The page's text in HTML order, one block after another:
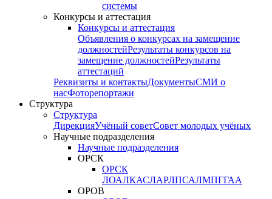
системы
Конкурсы и аттестация
Конкурсы и аттестация
Объявления о конкурсах на замещение
должностейРезультаты конкурсов на
замещение должностейРезультаты
аттестаций
Реквизиты и контактыДокументыСМИ о
насФоторепортажи
Структура
Структура
ДирекцияУчёный советСовет молодых учёных
Научные подразделения
Научные подразделения
ОРСК
ОРСК
ЛОАЛКАСЛАРЛПСАЛМПГГАА
ОРОВ